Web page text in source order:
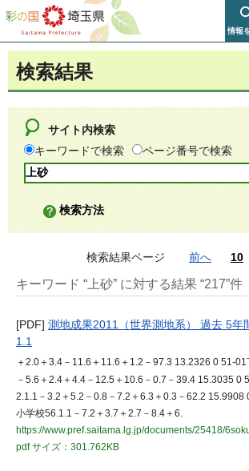
彩の国 埼玉県
情報
検索結果
サイト内検索
キーワードで検索
ページ番号で検索
検索方法
検索結果ページ 前へ 10
キーワード “上砂” に対する結果 “217”件
[PDF] 測地成果2011（世界測地系） 過去 5年
1.1
＋2.0＋3.4－11.6＋11.6＋1.2－97.3 13.2326 0 51-
－5.6＋2.4＋4.4－12.5＋10.6－0.7－39.4 15.3035 0
2.1.1－3.2＋5.2－0.8－7.2＋6.3＋0.3－62.2 15.9908
小学校56.1.1－7.2＋3.7＋2.7－8.4＋6.
https://www.pref.saitama.lg.jp/documents/25418/
pdfサイズ：301.762KB